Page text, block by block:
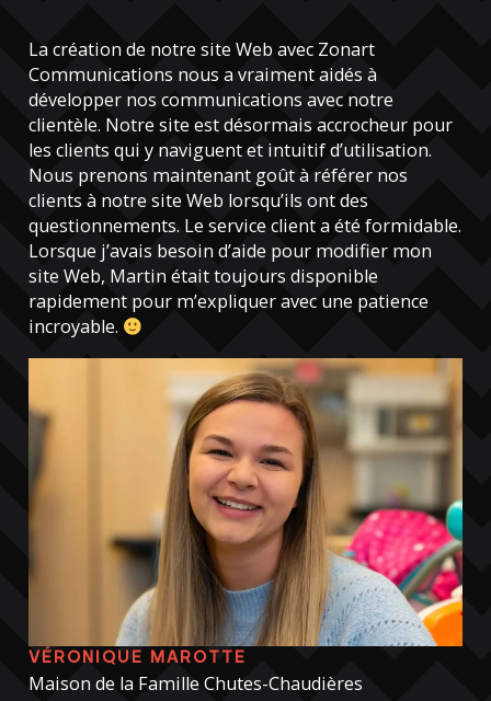
La création de notre site Web avec Zonart
Communications nous a vraiment aidés à
développer nos communications avec notre
clientèle. Notre site est désormais accrocheur pour
les clients qui y naviguent et intuitif d’utilisation.
Nous prenons maintenant goût à référer nos
clients à notre site Web lorsqu’ils ont des
questionnements. Le service client a été formidable.
Lorsque j’avais besoin d’aide pour modifier mon
site Web, Martin était toujours disponible
rapidement pour m’expliquer avec une patience
incroyable.
VÉRONIQUE MAROTTE
Maison de la Famille Chutes-Chaudières